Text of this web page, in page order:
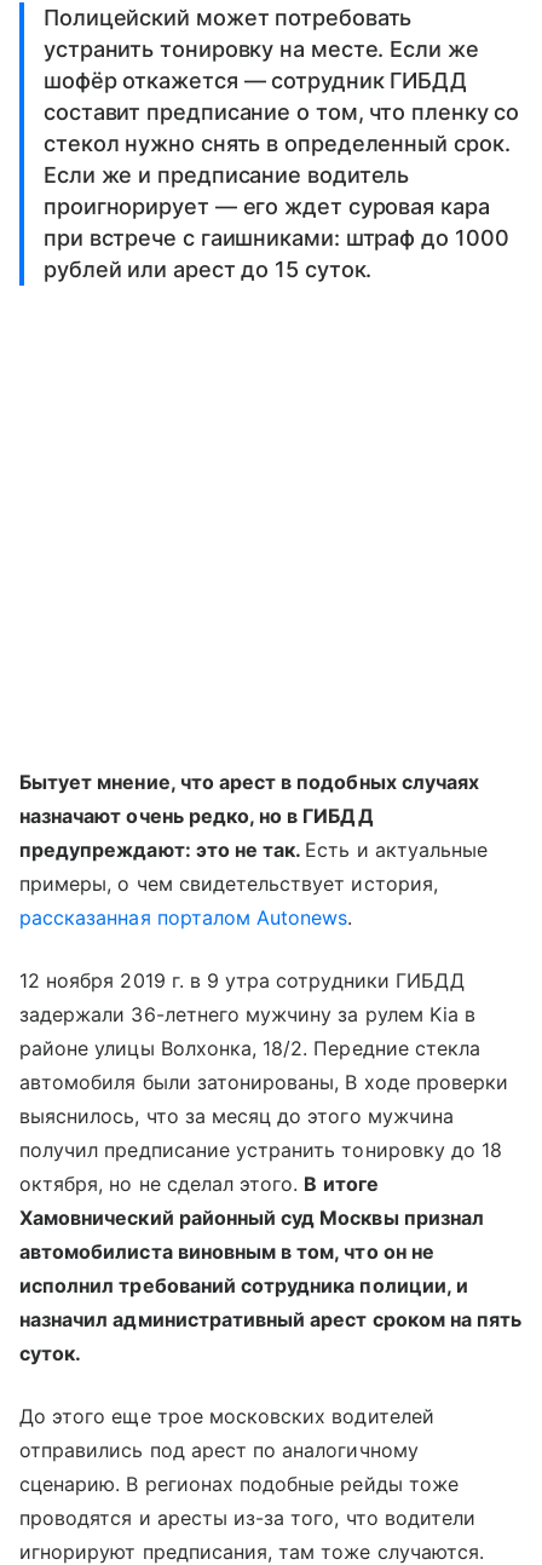
Полицейский может потребовать
устранить тонировку на месте. Если же
шофёр откажется — сотрудник ГИБДД
составит предписание о том, что пленку со
стекол нужно снять в определенный срок.
Если же и предписание водитель
проигнорирует — его ждет суровая кара
при встрече с гаишниками: штраф до 1000
рублей или арест до 15 суток.
Бытует мнение, что арест в подобных случаях
назначают очень редко, но в ГИБДД
предупреждают: это не так. Есть и актуальные
примеры, о чем свидетельствует история,
рассказанная порталом Autonews.
12 ноября 2019 г. в 9 утра сотрудники ГИБДД
задержали 36-летнего мужчину за рулем Kia в
районе улицы Волхонка, 18/2. Передние стекла
автомобиля были затонированы, В ходе проверки
выяснилось, что за месяц до этого мужчина
получил предписание устранить тонировку до 18
октября, но не сделал этого. В итоге
Хамовнический районный суд Москвы признал
автомобилиста виновным в том, что он не
исполнил требований сотрудника полиции, и
назначил административный арест сроком на пять
суток.
До этого еще трое московских водителей
отправились под арест по аналогичному
сценарию. В регионах подобные рейды тоже
проводятся и аресты из-за того, что водители
игнорируют предписания, там тоже случаются.